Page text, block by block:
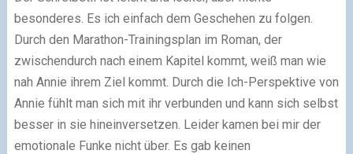
besonderes. Es ich einfach dem Geschehen zu folgen.
Durch den Marathon-Trainingsplan im Roman, der
zwischendurch nach einem Kapitel kommt, weiß man wie
nah Annie ihrem Ziel kommt. Durch die Ich-Perspektive von
Annie fühlt man sich mit ihr verbunden und kann sich selbst
besser in sie hineinversetzen. Leider kamen bei mir der
emotionale Funke nicht über. Es gab keinen